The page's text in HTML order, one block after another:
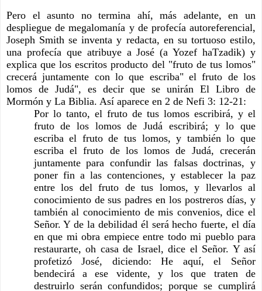
Pero el asunto no termina ahí, más adelante, en un
despliegue de megalomanía y de profecía autoreferencial,
Joseph Smith se inventa y redacta, en su tortuoso estilo,
una profecía que atribuye a José (a Yozef haTzadik) y
explica que los escritos producto del "fruto de tus lomos"
crecerá juntamente con lo que escriba" el fruto de los
lomos de Judá", es decir que se unirán El Libro de
Mormón y La Biblia. Así aparece en 2 de Nefi 3: 12-21:
Por lo tanto, el fruto de tus lomos escribirá, y el
fruto de los lomos de Judá escribirá; y lo que
escriba el fruto de tus lomos, y también lo que
escriba el fruto de los lomos de Judá, crecerán
juntamente para confundir las falsas doctrinas, y
poner fin a las contenciones, y establecer la paz
entre los del fruto de tus lomos, y llevarlos al
conocimiento de sus padres en los postreros días, y
también al conocimiento de mis convenios, dice el
Señor. Y de la debilidad él será hecho fuerte, el día
en que mi obra empiece entre todo mi pueblo para
restaurarte, oh casa de Israel, dice el Señor. Y así
profetizó José, diciendo: He aquí, el Señor
bendecirá a ese vidente, y los que traten de
destruirlo serán confundidos; porque se cumplirá